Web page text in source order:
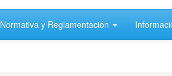
Normativa y Reglamentación